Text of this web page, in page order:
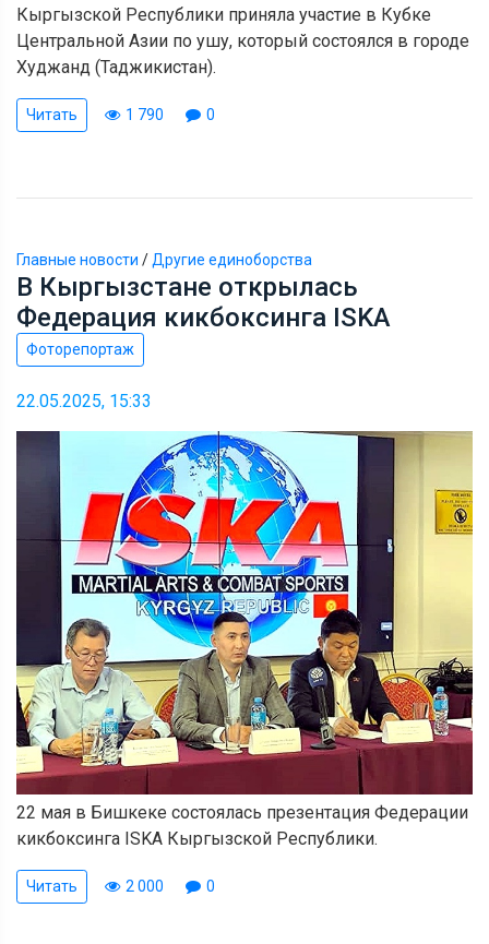
Кыргызской Республики приняла участие в Кубке
Центральной Азии по ушу, который состоялся в городе
Худжанд (Таджикистан).
Читать 1 790 0
Главные новости / Другие единоборства
В Кыргызстане открылась
Федерация кикбоксинга ISKA
Фоторепортаж
22.05.2025, 15:33
22 мая в Бишкеке состоялась презентация Федерации
кикбоксинга ISKA Кыргызской Республики.
Читать 2 000 0